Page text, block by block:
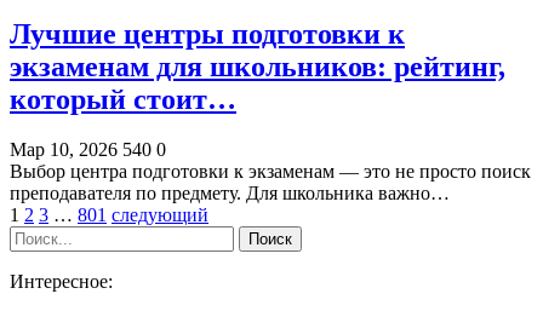
Лучшие центры подготовки к
экзаменам для школьников: рейтинг,
который стоит…
Мар 10, 2026 540 0
Выбор центра подготовки к экзаменам — это не просто поиск
преподавателя по предмету. Для школьника важно…
1 2 3 … 801 следующий
Интересное: